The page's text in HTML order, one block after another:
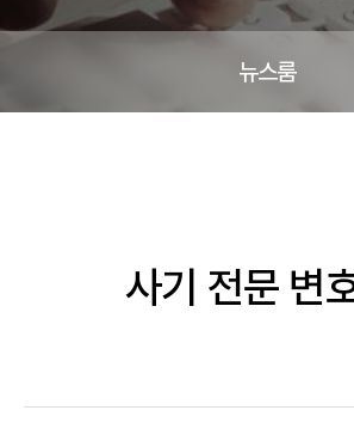
뉴스룸
사기 전문 변